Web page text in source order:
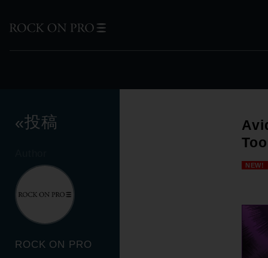
«投稿
ROCK ON PRO
NEW!